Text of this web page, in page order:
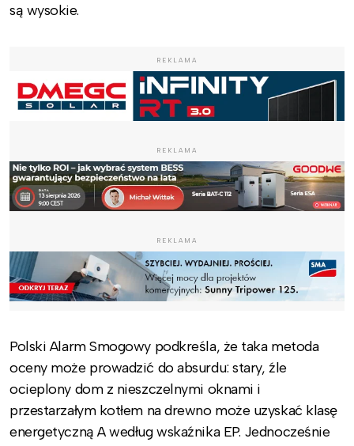
są wysokie.
REKLAMA
REKLAMA
REKLAMA
Polski Alarm Smogowy podkreśla, że taka metoda
oceny może prowadzić do absurdu: stary, źle
ocieplony dom z nieszczelnymi oknami i
przestarzałym kotłem na drewno może uzyskać klasę
energetyczną A według wskaźnika EP. Jednocześnie